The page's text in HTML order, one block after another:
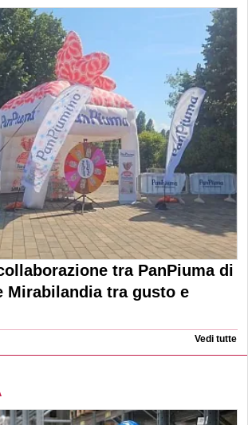
tra PanPiuma di
Mirabilandia tra gusto e
Vedi tutte